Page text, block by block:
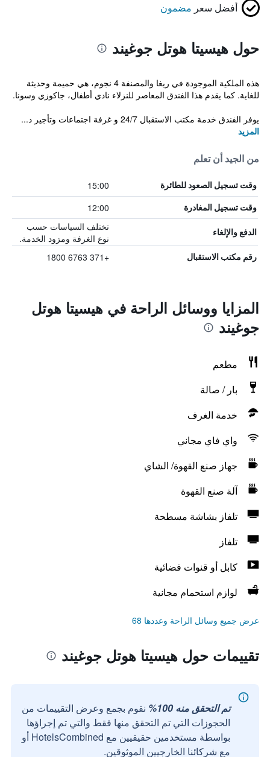
أفضل سعر مضمون
حول هيسيتا هوتل جوغيند
هذه الملكية الموجودة في ريغا والمصنفة 4 نجوم، هي حميمة وحديثة
للغاية. كما يقدم هذا الفندق المعاصر للنزلاء نادي أطفال، جاكوزي وسونا.
يوفر الفندق خدمة مكتب الاستقبال 24/7 و غرفة اجتماعات وتأجير د...
المزيد
من الجيد أن تعلم
وقت تسجيل الصعود للطائرة 15:00
وقت تسجيل المغادرة 12:00
الدفع والإلغاء
تختلف السياسات حسب
نوع الغرفة ومزود الخدمة.
رقم مكتب الاستقبال +371 6763 1800
المزايا ووسائل الراحة في هيسيتا هوتل
جوغيند
مطعم
بار / صالة
خدمة الغرف
واي فاي مجاني
جهاز صنع القهوة/ الشاي
آلة صنع القهوة
تلفاز بشاشة مسطحة
تلفاز
كابل أو قنوات فضائية
لوازم استحمام مجانية
عرض جميع وسائل الراحة وعددها 68
تقييمات حول هيسيتا هوتل جوغيند
تم التحقق منه 100%
نقوم بجمع وعرض التقييمات من
الحجوزات التي تم التحقق منها فقط والتي تم إجراؤها
بواسطة مستخدمين حقيقيين مع HotelsCombined أو
مع شركائنا الخارجيين الموثوقين.